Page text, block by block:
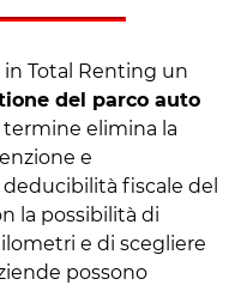
Total Renting un
del parco auto
elimina la
e
deducibilità fiscale del
la possibilità di
e di scegliere
possono